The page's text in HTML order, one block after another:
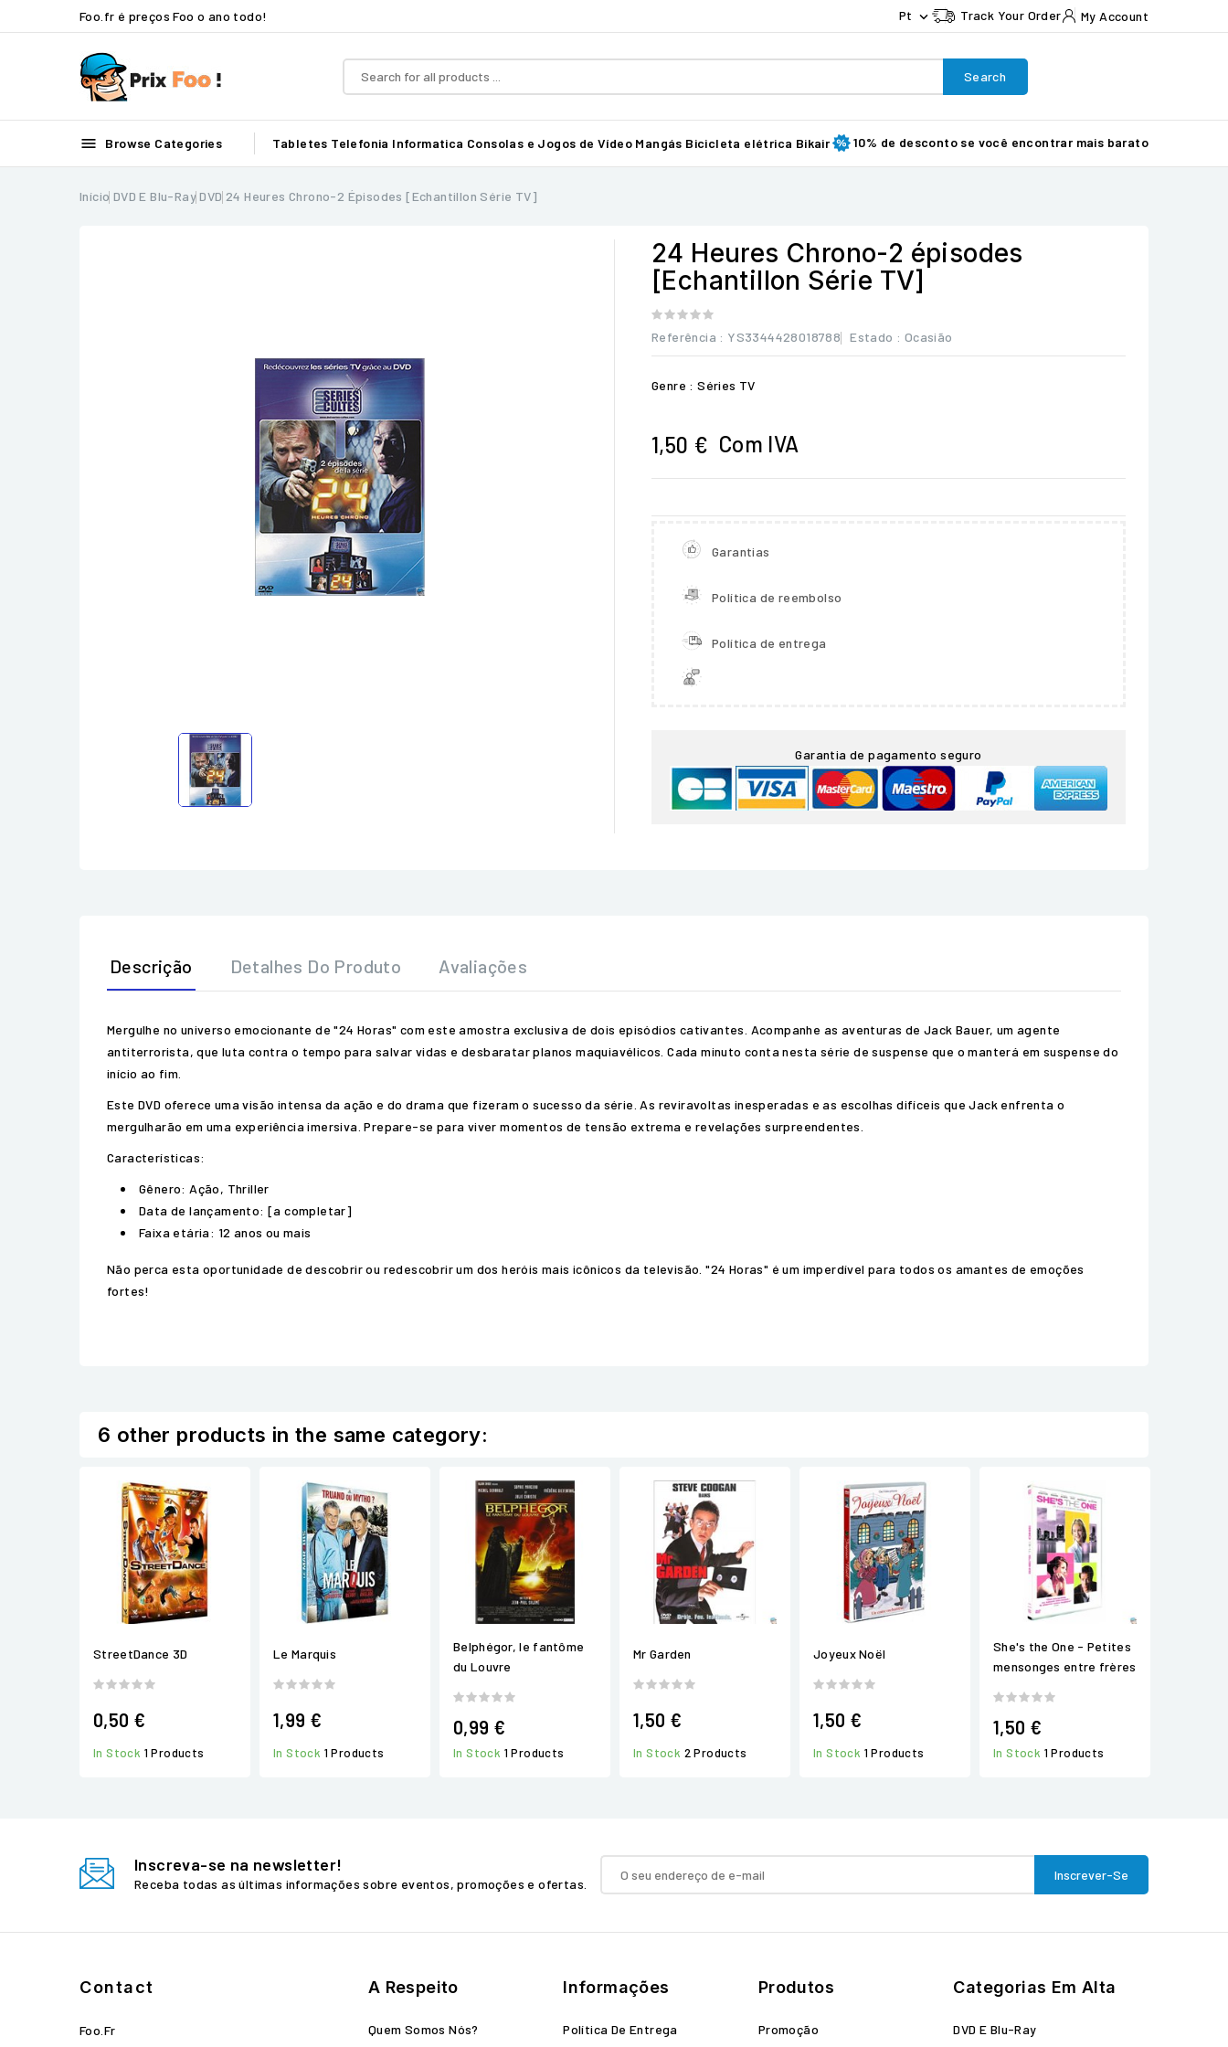
Foo.fr é preços Foo o ano todo! Pt  Track Your Order My Account
Search
 Browse Categories Tabletes Telefonia Informatica Consolas e Jogos de Vídeo Mangás Bicicleta elétrica Bikair 10% de desconto se você encontrar mais barato
Início DVD E Blu-Ray DVD 24 Heures Chrono-2 Épisodes [Echantillon Série TV]
24 Heures Chrono-2 épisodes
[Echantillon Série TV]
Referência : YS3344428018788 Estado : Ocasião
Genre : Séries TV
1,50 € Com IVA
Garantias
Política de reembolso
Política de entrega
Garantia de pagamento seguro
Descrição Detalhes Do Produto Avaliações
Mergulhe no universo emocionante de "24 Horas" com este amostra exclusiva de dois episódios cativantes. Acompanhe as aventuras de Jack Bauer, um agente
antiterrorista, que luta contra o tempo para salvar vidas e desbaratar planos maquiavélicos. Cada minuto conta nesta série de suspense que o manterá em suspense do
início ao fim.
Este DVD oferece uma visão intensa da ação e do drama que fizeram o sucesso da série. As reviravoltas inesperadas e as escolhas difíceis que Jack enfrenta o
mergulharão em uma experiência imersiva. Prepare-se para viver momentos de tensão extrema e revelações surpreendentes.
Características:
Gênero: Ação, Thriller
Data de lançamento: [a completar]
Faixa etária: 12 anos ou mais
Não perca esta oportunidade de descobrir ou redescobrir um dos heróis mais icônicos da televisão. "24 Horas" é um imperdível para todos os amantes de emoções
fortes!
6 other products in the same category:
StreetDance 3D
0,50 €
In Stock 1 Products
Le Marquis
1,99 €
In Stock 1 Products
Belphégor, le fantôme
du Louvre
0,99 €
In Stock 1 Products
Mr Garden
1,50 €
In Stock 2 Products
Joyeux Noël
1,50 €
In Stock 1 Products
She's the One - Petites
mensonges entre frères
1,50 €
In Stock 1 Products
Inscreva-se na newsletter!
Receba todas as últimas informações sobre eventos, promoções e ofertas.
Contact
Foo.fr
A Respeito
Quem Somos Nós?
Informações
Política De Entrega
Produtos
Promoção
Categorias Em Alta
DVD E Blu-Ray